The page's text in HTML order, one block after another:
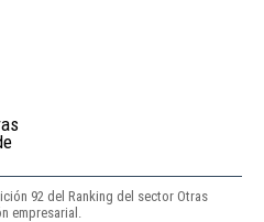
92 del Ranking del sector Otras
empresarial.